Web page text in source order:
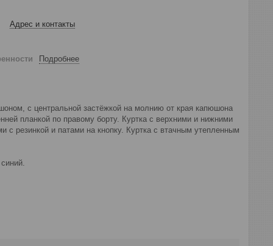
Адрес и контакты
Подробнее
с центральной застёжкой на молнию от края капюшона
планкой по правому борту. Куртка с верхними и нижними
резинкой и патами на кнопку. Куртка с втачным утепленным